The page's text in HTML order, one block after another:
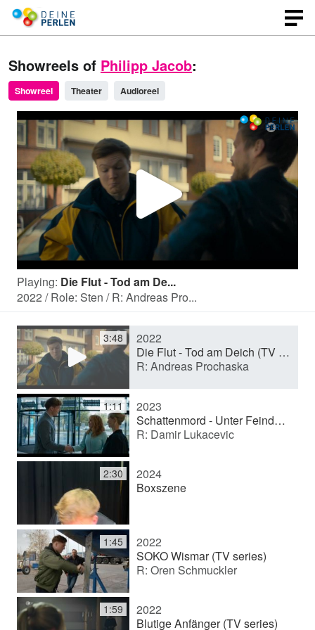
Showreels of Philipp Jacob:
Showreel Theater Audioreel
P
l
a
y
V
i
d
e
o
Playing: Die Flut - Tod am De...
2022 / Role: Sten / R: Andreas Pro...
3:48
2022
Die Flut - Tod am Deich (TV movie)
R: Andreas Prochaska
1:11
2023
Schattenmord - Unter Feinden (Feature film)
R: Damir Lukacevic
2:30
2024
Boxszene
1:45
2022
SOKO Wismar (TV series)
R: Oren Schmuckler
1:59
2022
Blutige Anfänger (TV series)